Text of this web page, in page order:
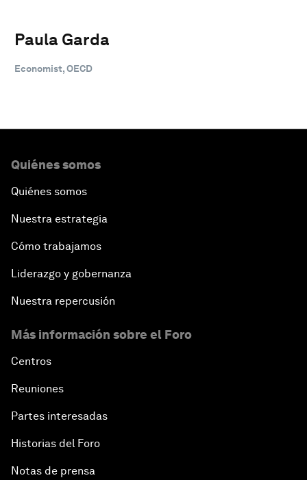
Paula Garda
Economist, OECD
Quiénes somos
Quiénes somos
Nuestra estrategia
Cómo trabajamos
Liderazgo y gobernanza
Nuestra repercusión
Más información sobre el Foro
Centros
Reuniones
Partes interesadas
Historias del Foro
Notas de prensa